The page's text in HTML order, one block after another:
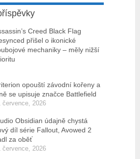
Creed Black Flag
přišel o ikonické
mechaniky – měly nižší
opouští závodní kořeny a
se upisuje značce Battlefield
července, 2026
Obsidian údajně chystá
díl série Fallout, Avowed 2
za oběť
července, 2026